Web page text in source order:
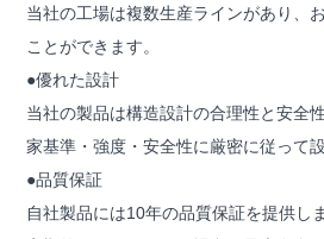
当社の工場は複数生産ラインがあり、
ことができます。
●優れた設計
当社の製品は構造設計の合理性と安全
家基準・強度・安全性に厳密に従って
●品質保証
自社製品には10年の品質保証を提供し